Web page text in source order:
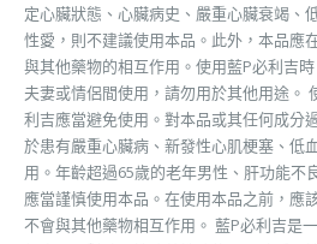
定心臟狀態、心臟病史、嚴重心臟衰竭、
性愛，則不建議使用本品。此外，本品應
與其他藥物的相互作用。使用藍P必利吉
夫妻或情侶間使用，請勿用於其他用途。
利吉應當避免使用。對本品或其任何成分
於患有嚴重心臟病、新發性心肌梗塞、低
用。年齡超過65歲的老年男性、肝功能不
應當謹慎使用本品。在使用本品之前，應
不會與其他藥物相互作用。 藍P必利吉是